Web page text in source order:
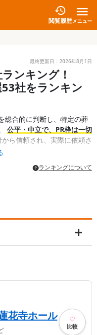
閲覧履歴メニュー
最終更新日： 2026年8月1日
ンキング！
社をランキン
総合的に判断し、特定の葬
公平・中立で、PR枠は一切
ら信頼され、実際に依頼さ
ランキングについて
花寺ホール
比較